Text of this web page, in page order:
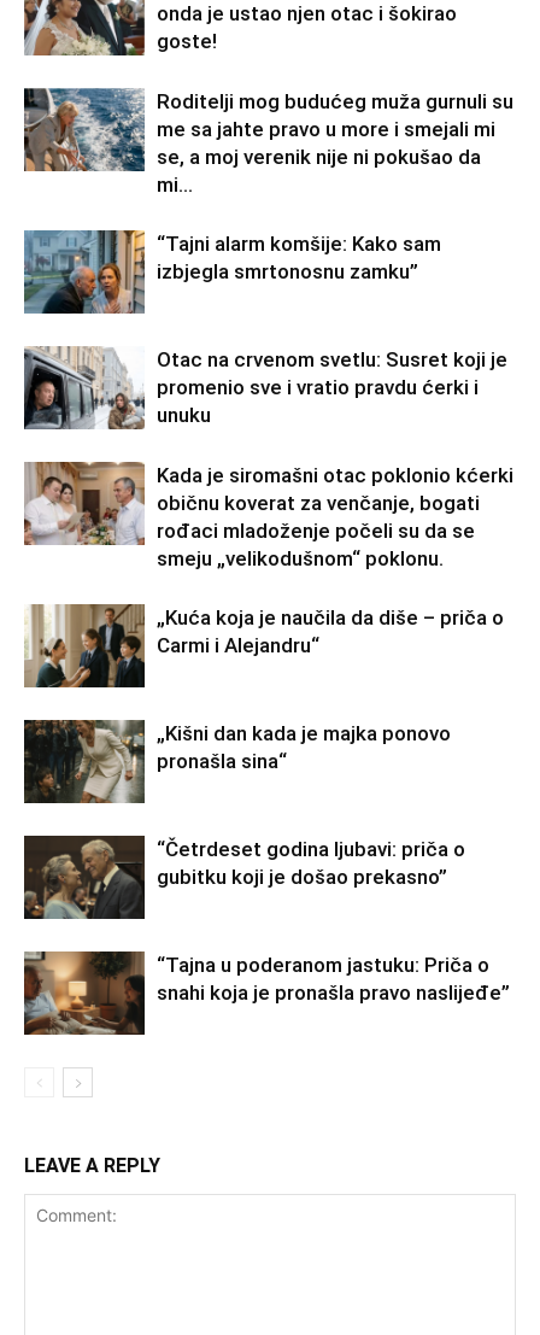
onda je ustao njen otac i šokirao
goste!
Roditelji mog budućeg muža gurnuli su
me sa jahte pravo u more i smejali mi
se, a moj verenik nije ni pokušao da
mi...
“Tajni alarm komšije: Kako sam
izbjegla smrtonosnu zamku”
Otac na crvenom svetlu: Susret koji je
promenio sve i vratio pravdu ćerki i
unuku
Kada je siromašni otac poklonio kćerki
običnu koverat za venčanje, bogati
rođaci mladoženje počeli su da se
smeju „velikodušnom“ poklonu.
„Kuća koja je naučila da diše – priča o
Carmi i Alejandru“
„Kišni dan kada je majka ponovo
pronašla sina“
“Četrdeset godina ljubavi: priča o
gubitku koji je došao prekasno”
“Tajna u poderanom jastuku: Priča o
snahi koja je pronašla pravo naslijeđe”
LEAVE A REPLY